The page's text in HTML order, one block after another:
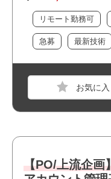
リモート勤務可
急募 最新技術
【PO/上流企画
おすすめポイ
・リモート勤務併
・複数路線が利用
・オフィスは綺麗
・周辺に飲食店や
・上流工程に携わ
・幅広い年齢層の
職種
PM
スキル
SQL,Git
必須スキル
・アジャイル開発環
のプロダクト推進経験